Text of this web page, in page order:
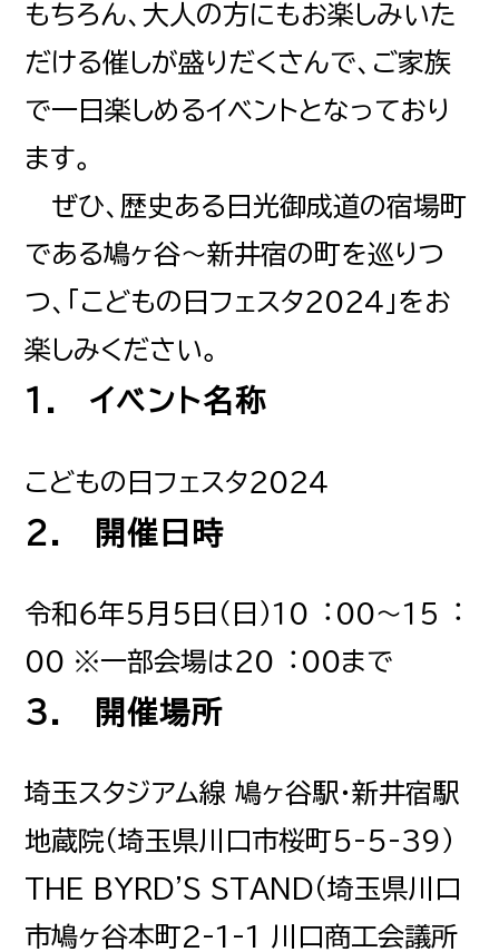
もちろん、大人の方にもお楽しみいた
だける催しが盛りだくさんで、ご家族
で一日楽しめるイベントとなっており
ます。
ぜひ、歴史ある日光御成道の宿場町
である鳩ヶ谷～新井宿の町を巡りつ
つ、「こどもの日フェスタ２０２４」をお
楽しみください。
1. イベント名称
こどもの日フェスタ２０２４
2. 開催日時
令和６年５月５日（日）１０︓００～１５︓
００ ※一部会場は２０︓００まで
3. 開催場所
埼玉スタジアム線 鳩ヶ谷駅・新井宿駅
地蔵院（埼玉県川口市桜町5-5-39）
THE BYRD'S STAND（埼玉県川口
市鳩ヶ谷本町2-1-1 川口商工会議所